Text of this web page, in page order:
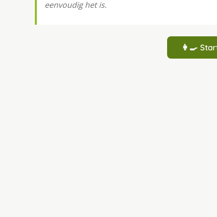
eenvoudig het is.
👩‍🍳